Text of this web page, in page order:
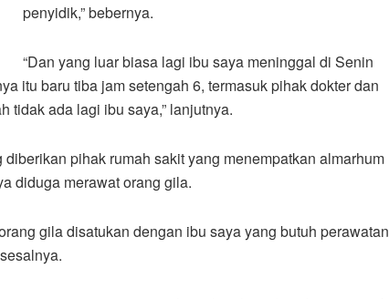
penyidik,” bebernya.
“Dan yang luar biasa lagi ibu saya meninggal di Senin
itu baru tiba jam setengah 6, termasuk pihak dokter dan
tidak ada lagi ibu saya,” lanjutnya.
pihak rumah sakit yang menempatkan almarhum
diduga merawat orang gila.
gila disatukan dengan ibu saya yang butuh perawatan